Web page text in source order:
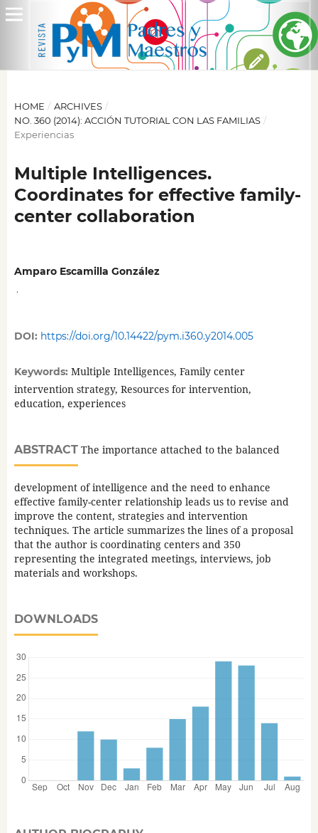
HOME / ARCHIVES /
NO. 360 (2014): ACCIÓN TUTORIAL CON LAS FAMILIAS /
Experiencias
Multiple Intelligences.
Coordinates for effective family-
center collaboration
Amparo Escamilla González
DOI: https://doi.org/10.14422/pym.i360.y2014.005
Keywords: Multiple Intelligences, Family center
intervention strategy, Resources for intervention,
education, experiences
ABSTRACTThe importance attached to the balanced
development of intelligence and the need to enhance
effective family-center relationship leads us to revise and
improve the content, strategies and intervention
techniques. The article summarizes the lines of a proposal
that the author is coordinating centers and 350
representing the integrated meetings, interviews, job
materials and workshops.
DOWNLOADS